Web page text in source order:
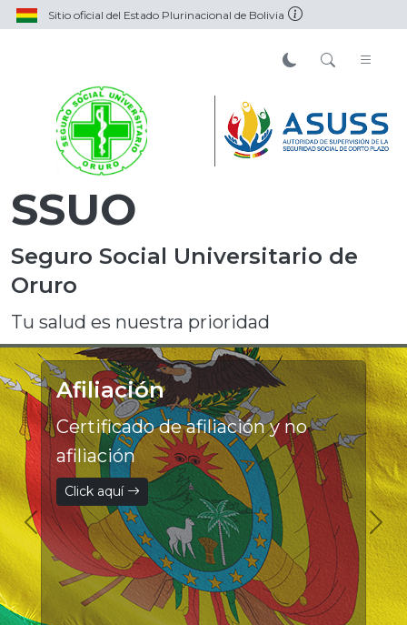
Sitio oficial del Estado Plurinacional de Bolivia
SSUO
Seguro Social Universitario de
Oruro
Tu salud es nuestra prioridad
Afiliación
Certificado de afiliación y no
afiliación
Click aquí